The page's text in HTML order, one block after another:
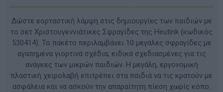
Δώστε εορταστική λάμψη στις δημιουργίες των παιδιών με
το σετ Χριστουγεννιάτικες Σφραγίδες της Heutink (κωδικός
530414). Το πακέτο περιλαμβάνει 10 μεγάλες σφραγίδες με
αγαπημένα γιορτινά σχέδια, ειδικά σχεδιασμένες για τις
ανάγκες των μικρών παιδιών. Η μεγάλη, εργονομική
πλαστική χειρολαβή επιτρέπει στα παιδιά να τις κρατούν με
ασφάλεια και να ασκούν την απαραίτητη πίεση χωρίς κόπο.